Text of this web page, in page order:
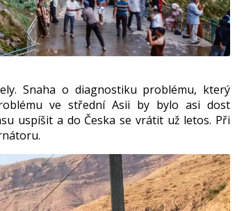
Snaha o diagnostiku problému, který
ve střední Asii by bylo asi dost
uspíšit a do Česka se vrátit už letos. Při